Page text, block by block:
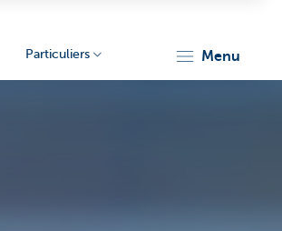
Particuliers menu